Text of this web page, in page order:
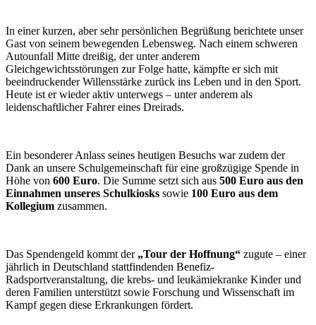
In einer kurzen, aber sehr persönlichen Begrüßung berichtete unser
Gast von seinem bewegenden Lebensweg. Nach einem schweren
Autounfall Mitte dreißig, der unter anderem
Gleichgewichtsstörungen zur Folge hatte, kämpfte er sich mit
beeindruckender Willensstärke zurück ins Leben und in den Sport.
Heute ist er wieder aktiv unterwegs – unter anderem als
leidenschaftlicher Fahrer eines Dreirads.
Ein besonderer Anlass seines heutigen Besuchs war zudem der
Dank an unsere Schulgemeinschaft für eine großzügige Spende in
Höhe von 600 Euro. Die Summe setzt sich aus 500 Euro aus den
Einnahmen unseres Schulkiosks sowie 100 Euro aus dem
Kollegium zusammen.
Das Spendengeld kommt der „Tour der Hoffnung“ zugute – einer
jährlich in Deutschland stattfindenden Benefiz-
Radsportveranstaltung, die krebs- und leukämiekranke Kinder und
deren Familien unterstützt sowie Forschung und Wissenschaft im
Kampf gegen diese Erkrankungen fördert.